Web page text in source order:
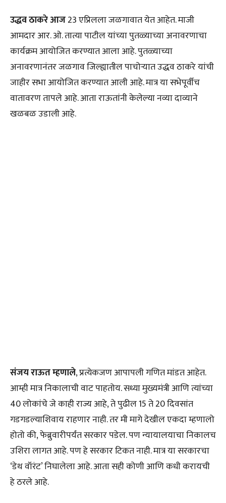
उद्धव ठाकरे आज23 एप्रिलला जळगावात येत आहेत. माजी
आमदार आर. ओ. तात्या पाटील यांच्या पुतळ्याच्या अनावरणाचा
कार्यक्रम आयोजित करण्यात आला आहे. पुतळ्याच्या
अनावरणानंतर जळगाव जिल्ह्यातील पाचोऱ्यात उद्धव ठाकरे यांची
जाहीर सभा आयोजित करण्यात आली आहे. मात्र या सभेपूर्वीच
वातावरण तापले आहे. आता राऊतांनी केलेल्या नव्या दाव्याने
खळबळ उडाली आहे.
संजय राऊत म्हणाले, प्रत्येकजण आपापली गणित मांडत आहेत.
आम्ही मात्र निकालाची वाट पाहतोय. सध्या मुख्यमंत्री आणि त्यांच्या
40 लोकांचे जे काही राज्य आहे, ते पुढील 15 ते 20 दिवसांत
गडगडल्याशिवाय राहणार नाही. तर मी मागे देखील एकदा म्हणालो
होतो की, फेब्रुवारीपर्यंत सरकार पडेल. पण न्यायालयाचा निकालच
उशिरा लागत आहे. पण हे सरकार टिकत नाही. मात्र या सरकारचा
‘डेथ वॉरंट’ निघालेला आहे. आता सही कोणी आणि कधी करायची
हे ठरले आहे.